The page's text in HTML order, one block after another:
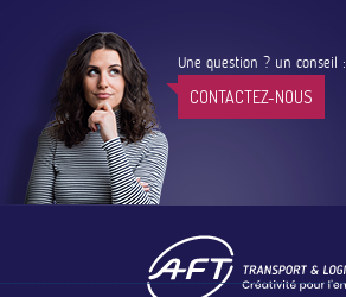
Une question ? un conseil :
CONTACTEZ-NOUS